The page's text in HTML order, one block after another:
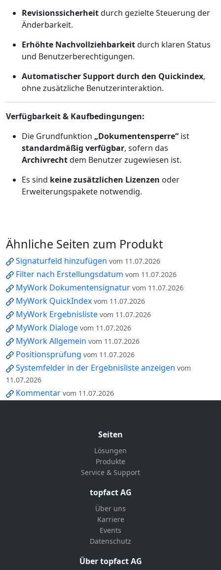
Revisionssicherheitdurch gezielte Steuerung der
Änderbarkeit.
Erhöhte Nachvollziehbarkeitdurch klaren Status
und Benutzerberechtigungen.
Automatischer Support durch den Quickindex,
ohne zusätzliche Benutzerinteraktion.
Verfügbarkeit & Kaufbedingungen:
Die Grundfunktion „Dokumentensperre“ ist
standardmäßig verfügbar, sofern das
Archivrechtdem Benutzer zugewiesen ist.
Es sind keine zusätzlichen Lizenzen oder
Erweiterungspakete notwendig.
Ähnliche Seiten zum Produkt
Signaturfeld hinzufügen vom 11.07.2026
Filter nach Erstellungsdatum vom 11.07.2026
MyWork Dokumentensignatur vom 11.07.2026
MyWork QuickIndex vom 11.07.2026
MyWork Ergebnisliste vom 11.07.2026
MyWork Dialoge vom 11.07.2026
MyWork Allgemein vom 11.07.2026
Positionsprüfung vom 11.07.2026
Systemfelder in der Ergebnisliste anzeigen vom
11.07.2026
Kommentar vom 11.07.2026
Seiten
Lösungen
Produkte
Service & Support
topfact AG
Über uns
Karriere
Events
Datenschutz
Über topfact AG